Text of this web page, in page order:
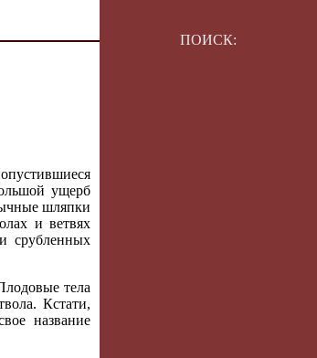
ущерб
шляпки
и ветвях
срубленных
тела
Кстати,
название
ПОИСК: